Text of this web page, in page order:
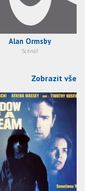
Alan Ormsby
Scénář
Zobrazit vše